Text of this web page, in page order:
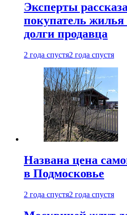
Эксперты
покупатель жилья
долги продавца
2 года спустя2 года спустя
Названа цена
в Подмосковье
2 года спустя2 года спустя